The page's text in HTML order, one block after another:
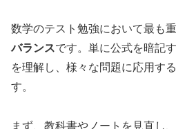
数学のテスト勉強において最も重
バランスです。単に公式を暗記
を理解し、様々な問題に応用す
す。
まず、教科書やノートを見直し、